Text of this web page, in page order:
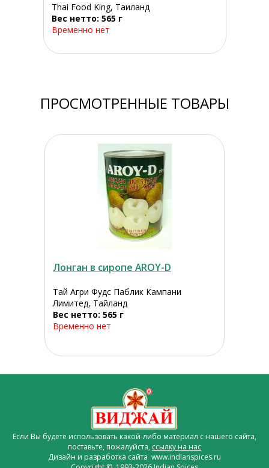
Thai Food King, Таиланд
Вес нетто: 565 г
Временно нет
ПРОСМОТРЕННЫЕ ТОВАРЫ
Лонган в сиропе AROY-D
Тай Агри Фудс Паблик Кампани
Лимитед, Тайланд
Вес нетто: 565 г
Временно нет
Если Вы будете использовать какой-либо материал с нашего сайта,
поставьте, пожалуйста, ссылку на нас
Дизайн и разработка сайта www.indianspices.ru